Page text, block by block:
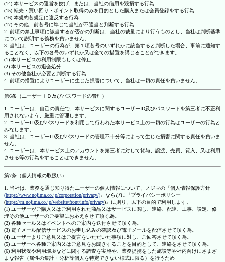
(14) 本サービスの運営を妨げ、または、当社の信用を毀損する行為
(15) 転売・買い回り・ポイント取得のみを目的とした購入または会員登録をする行為
(16) 本規約各規定に違反する行為
(17) その他、前各号に準じて当社が不適当と判断する行為
2. 前項の禁止事項に該当するか否かの判断は、当社の裁量により行うものとし、当社は判断基準
について説明する義務を負いません。
3. 当社は、ユーザーの行為が、第１項各号のいずれかに該当すると判断した場合、事前に通知す
ることなく、以下の各号のいずれか又は全ての措置を講じることができます。
(1) 本サービスの利用制限もしくは停止
(2) 本サービスの退会処分
(3) その他当社が必要と判断する行為
4. 前項の措置によりユーザーに生じた損害について、当社は一切の責任を負いません。
第6条（ユーザーＩＤ及びパスワードの管理）
1. ユーザーは、自己の責任で、本サービスに関するユーザーID及びパスワードを第三者に不正利
用されないよう、厳重に管理します。
2. ユーザーID及びパスワードを利用して行われた本サービス上の一切の行為はユーザーの行為と
みなします。
3. 当社は、ユーザーID及びパスワードの管理不十分等によって生じた損害に関する責任を負いま
せん。
4. ユーザーは、本サービス上のアカウントを第三者に対して貸与、譲渡、売買、質入、又は利用
させる等の行為をすることはできません。
第7条（個人情報の取扱い）
1. 当社は、業務を通じ知り得たユーザーの個人情報について、ノジマの『個人情報保護方針
(https://www.nojima.co.jp/corporation/privacy/)』ならびに『プライバシーポリシー
(https://m.nojima.co.jp/website/front/info/privacy)』に則り、以下の目的で利用します。
(1) ユーザーがご購入又はご利用された商品又はサービスに関し、連絡、配達、工事、設定、修
理その他ユーザーのご要望にお応えさせて頂く為。
(2) 各種セール又はイベントへのご案内を送付させて頂く為。
(3) 電子メール配信サービスのお申し込みの確認及び電子メールを配信させて頂く為。
(4) ユーザーよりご意見又はご提言をいただいた事項に対し、ご回答させて頂く為。
(5) ユーザーへ各種ご案内又はご意見をお聞きすることを目的として、連絡をさせて頂く為。
(6) 利用状況や利用環境などに関する調査を実施や、業務提携をした施設等や社内向けにさまざ
まな報告（属性の集計・分析等個人を特定できない様式に限る）を行うため